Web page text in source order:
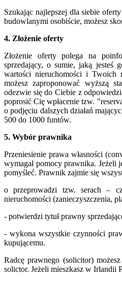
Szukając najlepszej dla siebie
budowlanymi osobiście, możesz
4. Złożenie oferty
Złożenie oferty polega na
sprzedający, o sumie, jaką jesteś
wartości nieruchomości i Twoich
możesz zaproponować wyższą
odezwie się do Ciebie z
poprosić Cię wpłacenie tzw.
o podjęciu dalszych działań
500 do 1000 funtów.
5. Wybór prawnika
Przeniesienie prawa własności
wymagał pomocy prawnika. Jeżeli
pomyśleć. Prawnik zajmie się
o przeprowadzi tzw. serach –
nieruchomości (zanieczyszczenia,
- potwierdzi tytuł prawny
- wykona wszystkie czynności
kupującemu.
Radcę prawnego (solicitor)
solictor. Jeżeli mieszkasz w Irlandii